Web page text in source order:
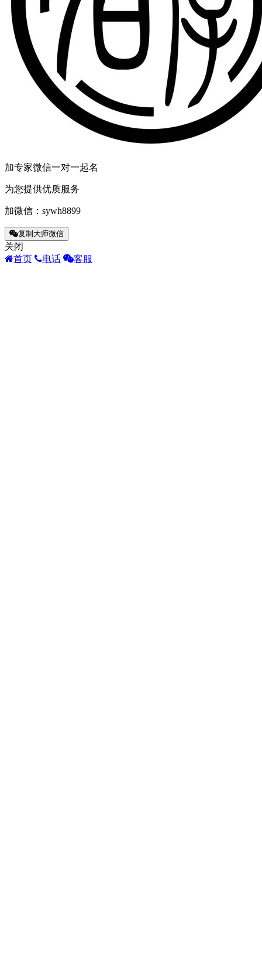
加专家微信一对一起名
为您提供优质服务
加微信： sywh8899
复制大师微信
关闭
首页
电话 客服